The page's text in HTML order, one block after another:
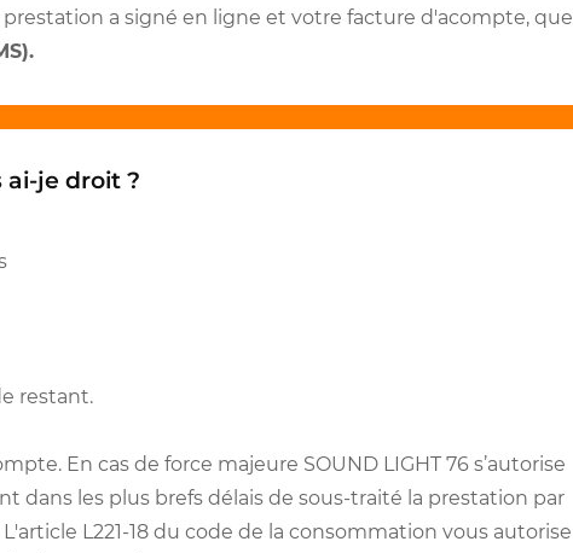
a signé en ligne et votre facture d'acompte, que
je droit ?
restant.
En cas de force majeure SOUND LIGHT 76 s’autorise
dans les plus brefs délais de sous-traité la prestation par
L221-18 du code de la consommation vous autorise